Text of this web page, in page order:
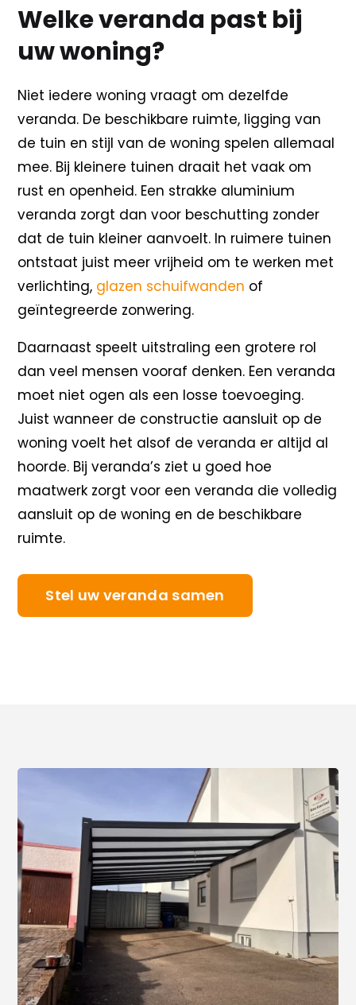
Welke veranda past bij
uw woning?
Niet iedere woning vraagt om dezelfde
veranda. De beschikbare ruimte, ligging van
de tuin en stijl van de woning spelen allemaal
mee. Bij kleinere tuinen draait het vaak om
rust en openheid. Een strakke aluminium
veranda zorgt dan voor beschutting zonder
dat de tuin kleiner aanvoelt. In ruimere tuinen
ontstaat juist meer vrijheid om te werken met
verlichting, glazen schuifwanden of
geïntegreerde zonwering.
Daarnaast speelt uitstraling een grotere rol
dan veel mensen vooraf denken. Een veranda
moet niet ogen als een losse toevoeging.
Juist wanneer de constructie aansluit op de
woning voelt het alsof de veranda er altijd al
hoorde. Bij veranda’s ziet u goed hoe
maatwerk zorgt voor een veranda die volledig
aansluit op de woning en de beschikbare
ruimte.
Stel uw veranda samen